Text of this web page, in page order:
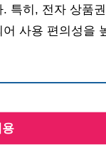
특히, 전자 상품
사용 편의성을
용